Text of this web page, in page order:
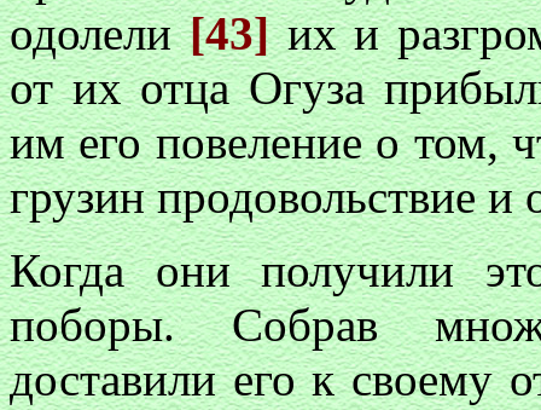
одолели[43]их и
от их отца Огуза
им его повеление о том,
грузин продовольствие
Когда они получили
поборы. Собрав
доставили его к своему